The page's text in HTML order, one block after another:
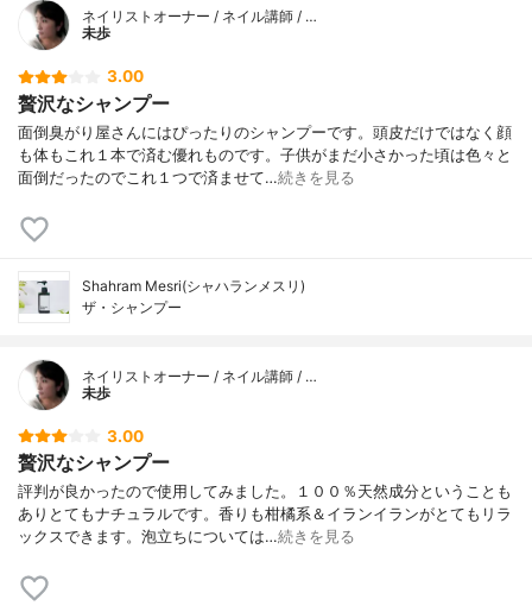
ネイリストオーナー / ネイル講師 / …
未歩
3.00
贅沢なシャンプー
面倒臭がり屋さんにはぴったりのシャンプーです。頭皮だけではなく顔
も体もこれ１本で済む優れものです。子供がまだ小さかった頃は色々と
面倒だったのでこれ１つで済ませて…続きを見る
Shahram Mesri(シャハランメスリ)
ザ・シャンプー
ネイリストオーナー / ネイル講師 / …
未歩
3.00
贅沢なシャンプー
評判が良かったので使用してみました。１００％天然成分ということも
ありとてもナチュラルです。香りも柑橘系＆イランイランがとてもリラ
ックスできます。泡立ちについては…続きを見る